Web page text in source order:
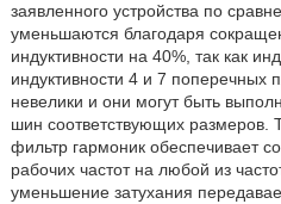
заявленного устройства по
уменьшаются благодаря
индуктивности на 40%, так как
индуктивности 4 и 7 поперечных
невелики и они могут быть
шин соответствующих размеров.
фильтр гармоник обеспечивает
рабочих частот на любой из
уменьшение затухания